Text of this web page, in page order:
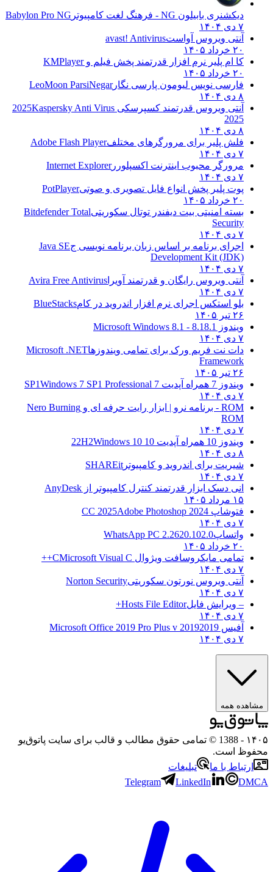
دیکشنری بابیلون NG - فرهنگ لغت کامپیوتر
Babylon Pro NG
۷ دی ۱۴۰۴
آنتی ویروس آواستavast! Antivirus
۲۰ خرداد ۱۴۰۵
کا ام پلیر نرم افزار قدرتمند پخش فیلم وKMPlayer
۲۰ خرداد ۱۴۰۵
فارسی نویس لیومون پارسی نگارLeoMoon ParsiNegar
۸ دی ۱۴۰۴
آنتی ویروس قدرتمند کسپرسکی 2025 Kaspersky Anti Virus
2025
۸ دی ۱۴۰۴
فلش پلیر برای مرورگرهای مختلفAdobe Flash Player
۷ دی ۱۴۰۴
مرورگر محبوب اینترنت اکسپلوررInternet Explorer
۷ دی ۱۴۰۴
پوت پلیر پخش انواع فایل تصویری و صوتیPotPlayer
۲۰ خرداد ۱۴۰۵
بسته امنیتی بیت دیفندر توتال سکوریتیBitdefender Total
Security
۷ دی ۱۴۰۴
اجرای برنامه بر اساس زبان برنامه نویسی جJava SE
Development Kit (JDK)
۷ دی ۱۴۰۴
آنتی ویروس رایگان و قدرتمند آویرا Avira Free Antivirus
۷ دی ۱۴۰۴
بلو استکس اجرای نرم افزار اندروید در کامBlueStacks
۲۶ تیر ۱۴۰۵
ویندوز 8.1
8.1 - Microsoft Windows 8.1
۷ دی ۱۴۰۴
دات نت فریم ورک برای تمامی ویندوزهاMicrosoft .NET
Framework
۲۶ تیر ۱۴۰۵
ویندوز 7 همراه آپدیت 7 SP1
Windows 7 SP1 Professional
۷ دی ۱۴۰۴
ROM - برنامه نرو | ابزار رایت حرفه ای و
Nero Burning
ROM
۷ دی ۱۴۰۴
ویندوز 10 همراه آپدیت 10 22H2
Windows 10
۸ دی ۱۴۰۴
شیریت برای اندروید و کامپیوتر SHAREit
۷ دی ۱۴۰۴
انی دسک ابزار قدرتمند کنترل کامپیوتر از AnyDesk
۱۵ مرداد ۱۴۰۵
فتوشاپ CC 2025 Adobe Photoshop 2024
۷ دی ۱۴۰۴
واتساپWhatsApp PC 2.2620.102.0
۲۰ خرداد ۱۴۰۵
تمامی مایکروسافت ویژوال C Microsoft Visual C++
۷ دی ۱۴۰۴
آنتی ویروس نورتون سکوریتیNorton Security
۷ دی ۱۴۰۴
– ویرایش فایلHosts File Editor+
۷ دی ۱۴۰۴
آفیس 2019 2019 Microsoft Office 2019 Pro Plus v
۷ دی ۱۴۰۴
مشاهده همه
۱۴۰۵
- 1388 © تمامی حقوق مطالب و قالب برای سایت پاتوق‌یو
محفوظ است.
ارتباط با ما
تبلیغات
Telegram
LinkedIn DMCA